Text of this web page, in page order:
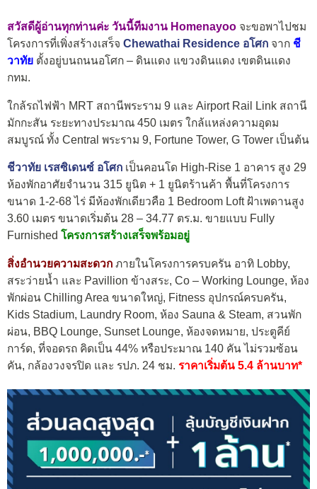
สวัสดีผู้อ่านทุกท่านค่ะ วันนี้ทีมงาน Homenayoo จะขอพาไปชม
โครงการที่เพิ่งสร้างเสร็จ Chewathai Residence อโศก จาก ชี
วาทัย ตั้งอยู่บนถนนอโศก – ดินแดง แขวงดินแดง เขตดินแดง
กทม.
ใกล้รถไฟฟ้า MRT สถานีพระราม 9 และ Airport Rail Link สถานี
มักกะสัน ระยะทางประมาณ 450 เมตร ใกล้แหล่งความอุดม
สมบูรณ์ ทั้ง Central พระราม 9, Fortune Tower, G Tower เป็นต้น
ชีวาทัย เรสซิเดนซ์ อโศก เป็นคอนโด High-Rise 1 อาคาร สูง 29
ห้องพักอาศัยจำนวน 315 ยูนิต + 1 ยูนิตร้านค้า พื้นที่โครงการ
ขนาด 1-2-68 ไร่ มีห้องพักเดียวคือ 1 Bedroom Loft ฝ้าเพดานสูง
3.60 เมตร ขนาดเริ่มต้น 28 – 34.77 ตร.ม. ขายแบบ Fully
Furnished โครงการสร้างเสร็จพร้อมอยู่
สิ่งอำนวยความสะดวก ภายในโครงการครบครัน อาทิ Lobby,
สระว่ายน้ำ และ Pavillion ข้างสระ, Co – Working Lounge, ห้อง
พักผ่อน Chilling Area ขนาดใหญ่, Fitness อุปกรณ์ครบครัน,
Kids Stadium, Laundry Room, ห้อง Sauna & Steam, สวนพัก
ผ่อน, BBQ Lounge, Sunset Lounge, ห้องจดหมาย, ประตูคีย์
การ์ด, ที่จอดรถ คิดเป็น 44% หรือประมาณ 140 คัน ไม่รวมซ้อน
คัน, กล้องวงจรปิด และ รปภ. 24 ชม. ราคาเริ่มต้น 5.4 ล้านบาท*